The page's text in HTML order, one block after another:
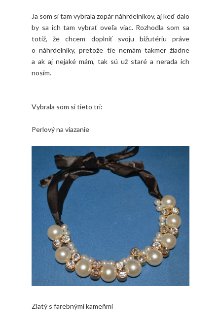
Ja som si tam vybrala zopár náhrdelníkov, aj keď dalo
by sa ich tam vybrať oveľa viac. Rozhodla som sa
totiž, že chcem doplniť svoju bižutériu práve
o náhrdelníky, pretože tie nemám takmer žiadne
a ak aj nejaké mám, tak sú už staré a nerada ich
nosím.
Vybrala som si tieto tri:
Perlový na viazanie
Zlatý s farebnými kameňmi